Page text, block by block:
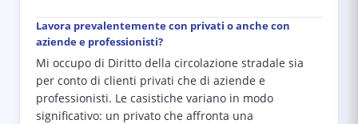
Lavora prevalentemente con privati o anche con
aziende e professionisti?
Mi occupo di Diritto della circolazione stradale sia
per conto di clienti privati che di aziende e
professionisti. Le casistiche variano in modo
significativo: un privato che affronta una